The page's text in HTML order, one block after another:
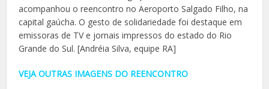
acompanhou o reencontro no Aeroporto Salgado Filho, na
capital gaúcha. O gesto de solidariedade foi destaque em
emissoras de TV e jornais impressos do estado do Rio
Grande do Sul. [Andréia Silva, equipe RA]
VEJA OUTRAS IMAGENS DO REENCONTRO